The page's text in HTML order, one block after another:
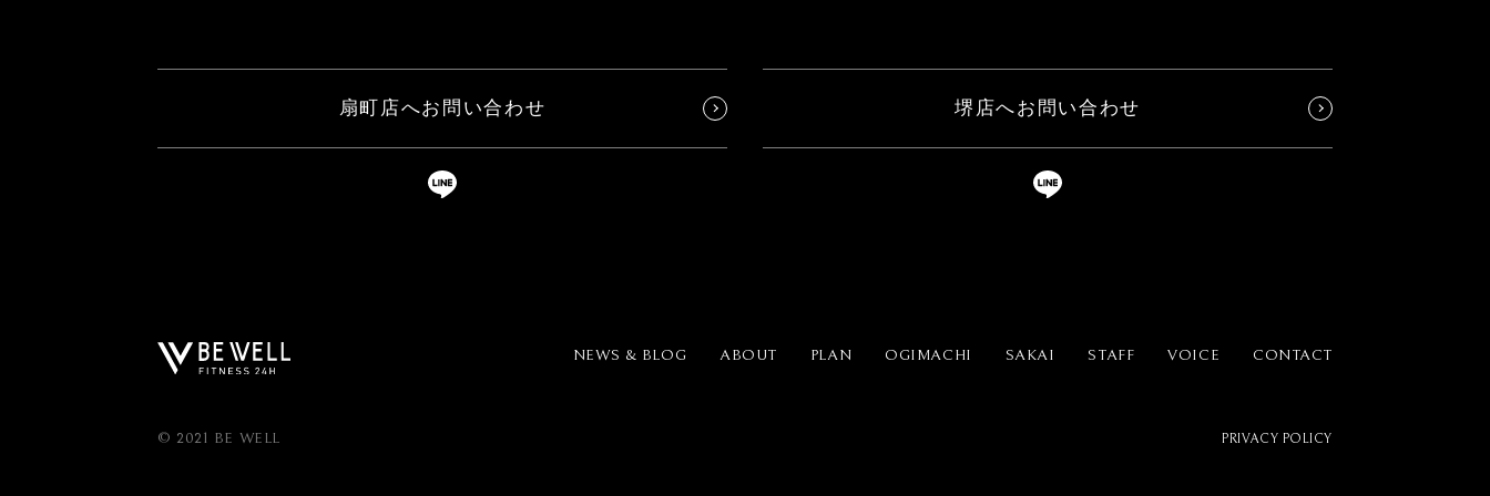
扇町店へお問い合わせ 堺店へお問い合わせ
NEWS & BLOG ABOUT PLAN OGIMACHI SAKAI STAFF VOICE CONTACT
© 2021 BE WELL PRIVACY POLICY